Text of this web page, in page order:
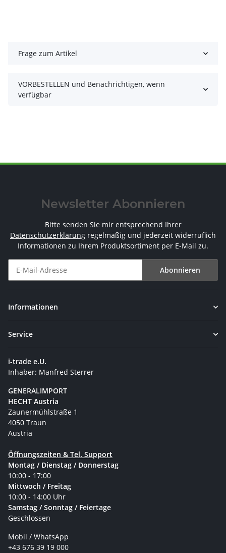
Frage zum Artikel
VORBESTELLEN und Benachrichtigen, wenn
verfügbar
Newsletter Abonnieren
Bitte senden Sie mir entsprechend Ihrer
Datenschutzerklärung regelmäßig und jederzeit widerruflich
Informationen zu Ihrem Produktsortiment per E-Mail zu.
Abonnieren
Informationen
Service
i-trade e.U.
Inhaber: Manfred Sterrer
GENERALIMPORT
HECHT Austria
Zaunermühlstraße 1
4050 Traun
Austria
Öffnungszeiten & Tel. Support
Montag / Dienstag / Donnerstag
10:00 - 17:00
Mittwoch / Freitag
10:00 - 14:00 Uhr
Samstag / Sonntag / Feiertage
Geschlossen
Mobil / WhatsApp
+43 676 39 19 000